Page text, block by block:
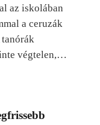
az iskolában
a ceruzák
végtelen,…